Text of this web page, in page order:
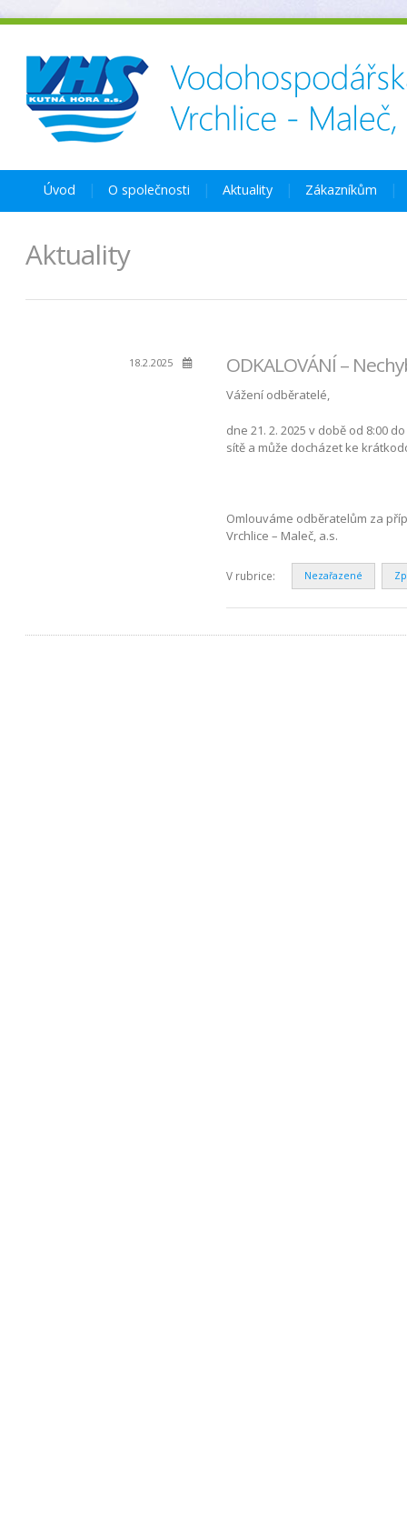
Úvod O společnosti Aktuality Zákazníkům
Aktuality
18.2.2025 ODKALOVÁNÍ –
Vážení odběratelé,
dne 21. 2. 2025 v době od 8:00
sítě a může docházet ke
Omlouváme odběratelům za
Vrchlice – Maleč, a.s.
V rubrice: Nezařazené